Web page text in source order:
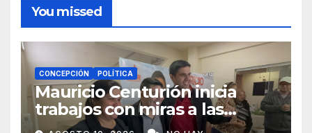
You missed
CONCEPCIÓN POLÍTICA
Mauricio Centurión inicia
trabajos con miras a las
municipales